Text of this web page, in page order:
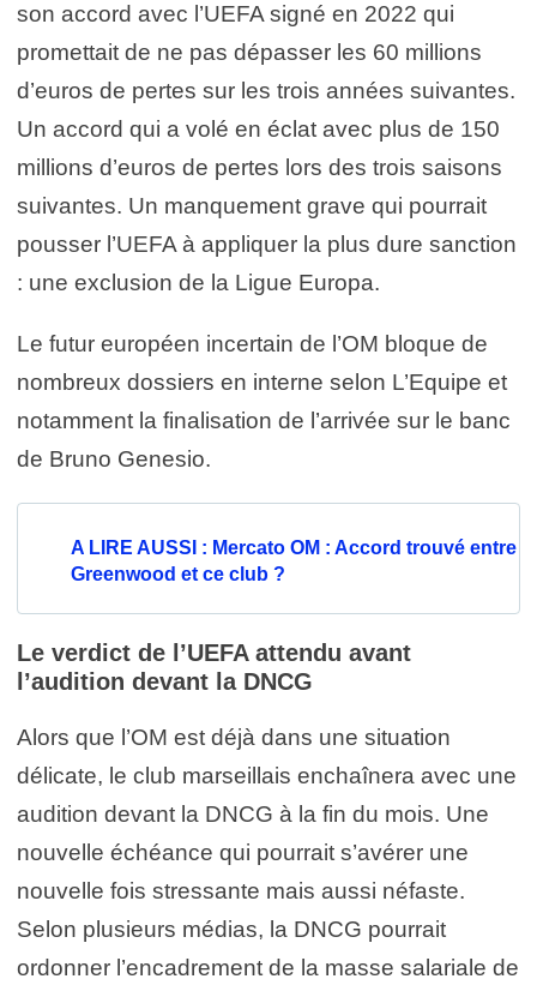
son accord avec l’UEFA signé en 2022 qui
promettait de ne pas dépasser les 60 millions
d’euros de pertes sur les trois années suivantes.
Un accord qui a volé en éclat avec plus de 150
millions d’euros de pertes lors des trois saisons
suivantes. Un manquement grave qui pourrait
pousser l’UEFA à appliquer la plus dure sanction
: une exclusion de la Ligue Europa.
Le futur européen incertain de l’OM bloque de
nombreux dossiers en interne selon L’Equipe et
notamment la finalisation de l’arrivée sur le banc
de Bruno Genesio.
A LIRE AUSSI : Mercato OM : Accord trouvé entre
Greenwood et ce club ?
Le verdict de l’UEFA attendu avant
l’audition devant la DNCG
Alors que l’OM est déjà dans une situation
délicate, le club marseillais enchaînera avec une
audition devant la DNCG à la fin du mois. Une
nouvelle échéance qui pourrait s’avérer une
nouvelle fois stressante mais aussi néfaste.
Selon plusieurs médias, la DNCG pourrait
ordonner l’encadrement de la masse salariale de